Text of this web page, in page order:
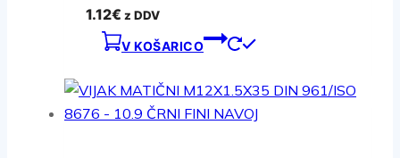
1.12€ z DDV
V KOŠARICO